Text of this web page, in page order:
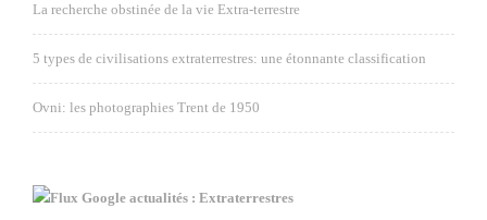
La recherche obstinée de la vie Extra-terrestre
5 types de civilisations extraterrestres: une étonnante classification
Ovni: les photographies Trent de 1950
Google actualités : Extraterrestres